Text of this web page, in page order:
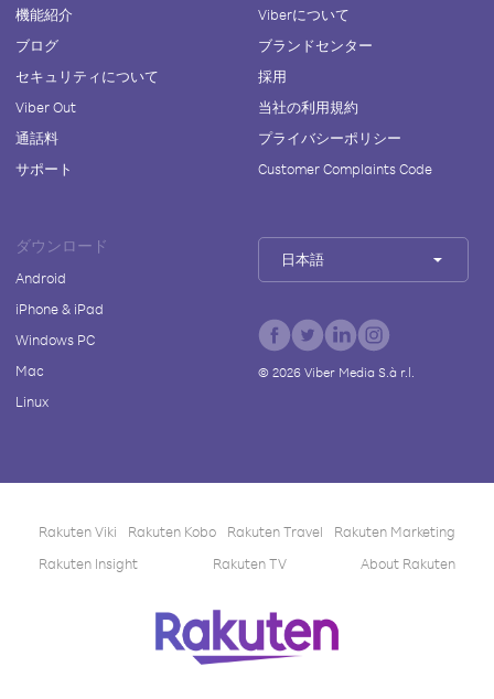
機能紹介
ブログ
セキュリティについて
Viber Out
通話料
サポート
Viberについて
ブランドセンター
採用
当社の利用規約
プライバシーポリシー
Customer Complaints Code
ダウンロード
Android
iPhone & iPad
Windows PC
Mac
Linux
日本語
© 2026Viber Media S.à r.l.
Rakuten Viki Rakuten Kobo Rakuten Travel
Rakuten Marketing
Rakuten Insight
Rakuten TV About Rakuten